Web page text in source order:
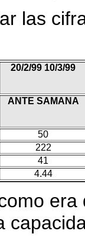
las
20/2/99 10/3/99
ANTE SAMANA
50
222
41
4.44